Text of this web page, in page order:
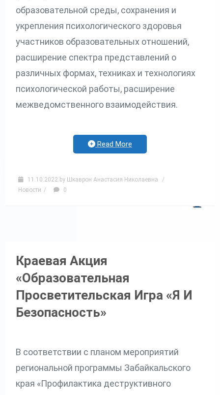
образовательной среды, сохранения и
укрепления психологического здоровья
участников образовательных отношений,
расширение спектра представлений о
различных формах, техниках и технологиях
психологической работы, расширение
межведомственного взаимодействия.
Read More
11.10.2022 by Шкаврон Анастасия Николаевна
/
Новости / 0
Краевая Акция
«образовательная
Просветительская Игра «Я И
Безопасность»
В соответствии с планом мероприятий
региональной программы Забайкальского
края «Профилактика деструктивного